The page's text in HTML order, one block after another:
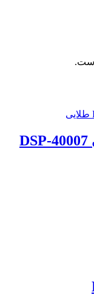
موزن گوش و بینی دی اس پی DSP-40007